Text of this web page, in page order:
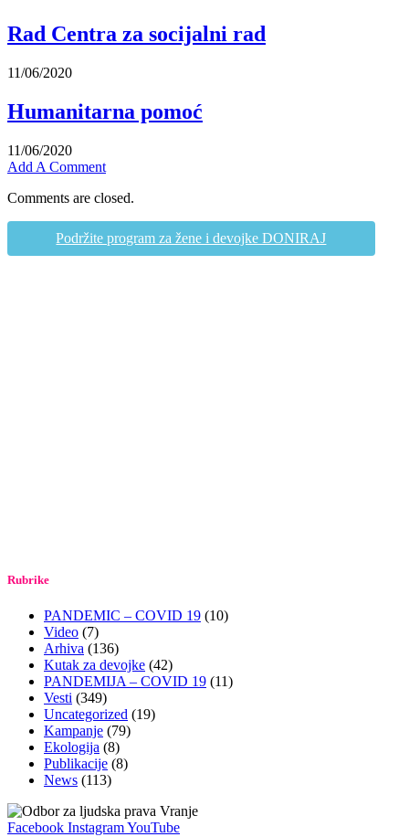
Rad Centra za socijalni rad
11/06/2020
Humanitarna pomoć
11/06/2020
Add A Comment
Comments are closed.
Podržite program za žene i devojke DONIRAJ
Rubrike
PANDEMIC – COVID 19 (10)
Video (7)
Arhiva (136)
Kutak za devojke (42)
PANDEMIJA – COVID 19 (11)
Vesti (349)
Uncategorized (19)
Kampanje (79)
Ekologija (8)
Publikacije (8)
News (113)
Facebook InstagramYouTube